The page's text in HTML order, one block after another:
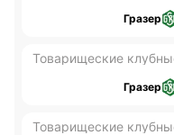
Гразер
Товарищеские
Гразер
Товарищеские